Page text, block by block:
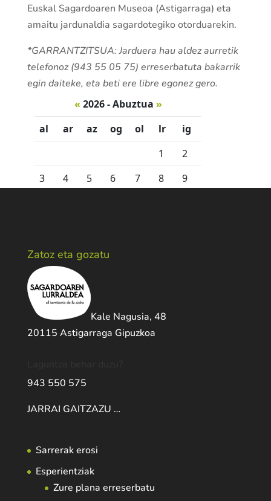
Euskal Sagardoaren Museoa (Astigarraga) eta
amaitu jardunaldia sagardotegiko otorduarekin.
*GARRANTZITSUA: Jarduera hau aldez aurretik
telefonoz (943 55 05 75) erreserbatuta bakarrik
egin daiteke, eta beti ere libre egonez gero.
Zatoz eta gozatu
Kale Nagusia, 48
20115 Astigarraga Gipuzkoa
943 550 575
JARRAI GAITZAZU …
Sarrerak erosi
Esperientziak
Zure plana erreserbatu